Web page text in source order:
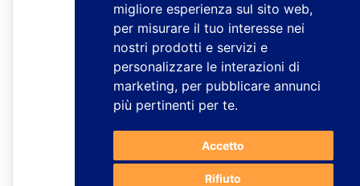
migliore esperienza sul sito web,
per misurare il tuo interesse nei
nostri prodotti e servizi e
personalizzare le interazioni di
marketing, per pubblicare annunci
più pertinenti per te.
Accetto
Rifiuto